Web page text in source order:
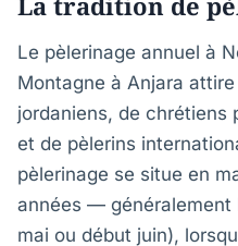
Le pèlerinage annuel à
Montagne à Anjara
jordaniens, de chrétiens
et de pèlerins
pèlerinage se situe en
années — généralement
mai ou début juin),